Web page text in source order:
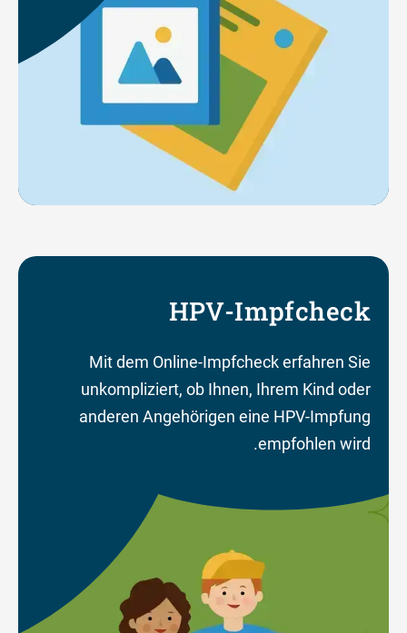
HPV-Impfcheck
Mit dem Online-Impfcheck erfahren Sie
unkompliziert, ob Ihnen, Ihrem Kind oder
anderen Angehörigen eine HPV-Impfung
empfohlen wird.